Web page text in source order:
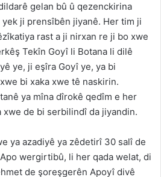
gelan bû û qezenckirina
ji prensîbên jiyanê. Her tim ji
rast a ji nirxan re ji bo xwe
Tekîn Goyî li Botana li dilê
ye, ji eşîra Goyî ye, ya bi
bi xaka xwe tê naskirin.
ya mîna dîrokê qedîm e her
xwe de bi serbilindî da jiyandin.
ya azadiyê ya zêdetirî 30 salî de
wergirtibû, li her qada welat, di
de şoreşgerên Apoyî divê